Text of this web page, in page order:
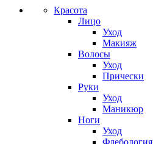
Красота
Лицо
Уход
Макияж
Волосы
Уход
Прически
Руки
Уход
Маникюр
Ноги
Уход
Флебология